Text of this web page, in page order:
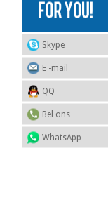
Skype
E -mail
QQ
Bel ons
WhatsApp